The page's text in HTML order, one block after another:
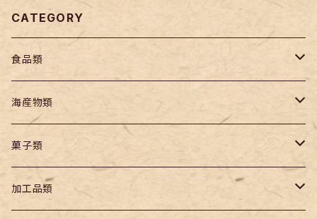
CATEGORY
食品類
麺類
生麺
乾麺
山菜
乾物（農産）
海産物類
海産物
塩類
菓子類
菓子
加工品類